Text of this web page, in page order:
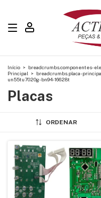
Início > breadcrumbs.componentes-
Principal > breadcrumbs.placa-
un55tu7020g-bn94-16628t
Placas
ORDENAR